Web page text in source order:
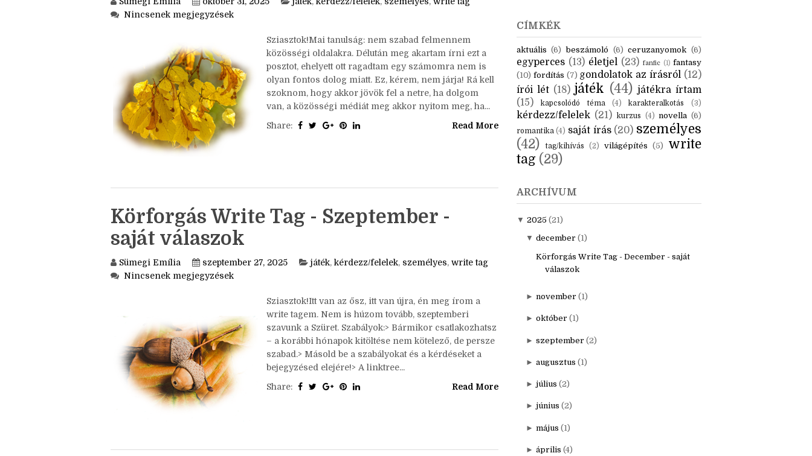
válaszok
október 31, 2025 játék,kérdezz/felelek,személyes,write tag
Nincsenek megjegyzések
Sziasztok!Mai tanulság: nem szabad felmennem
közösségi oldalakra. Délután meg akartam írni ezt a
posztot, ehelyett ott ragadtam egy számomra nem is
olyan fontos dolog miatt. Ez, kérem, nem járja! Rá kell
Körforgás Write Tag - Szeptember -
saját válaszok
szeptember 27, 2025 játék,kérdezz/felelek,személyes, write tag
Nincsenek megjegyzések
Sziasztok!Itt van az ősz, itt van újra, én meg írom a
write tagem. Nem is húzom tovább, szeptemberi
szavunk a Szüret. Szabályok:> Bármikor csatlakozhatsz
– a korábbi hónapok kitöltése nem kötelező, de persze
Tiszteljük meg a másik alkotót! ;)
CÍMKÉK
aktuális (6) beszámoló (6) ceruzanyomok (6)
egyperces (13) életjel (23) fanfic (1) fantasy
(10) fordítás (7) gondolatok az írásról (12)
írói lét
(18) játék (44) játékra írtam
(15)
kapcsolódó téma (4) karakteralkotás (3)
kérdezz/felelek
tag/kihívás
tag (29)
ARCHÍVUM
2025 (21)
Körforgás Write Tag - December - saját
► november (1)
► október (1)
► szeptember
► augusztus
► július (2)
► június (2)